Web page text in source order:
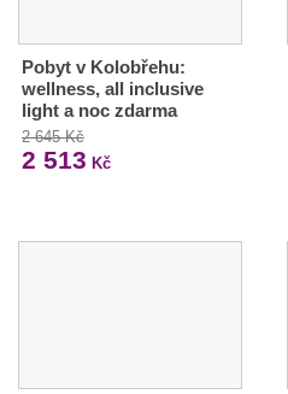
Pobyt v Kolobřehu:
wellness, all inclusive
light a noc zdarma
2 645 Kč
2 513 Kč